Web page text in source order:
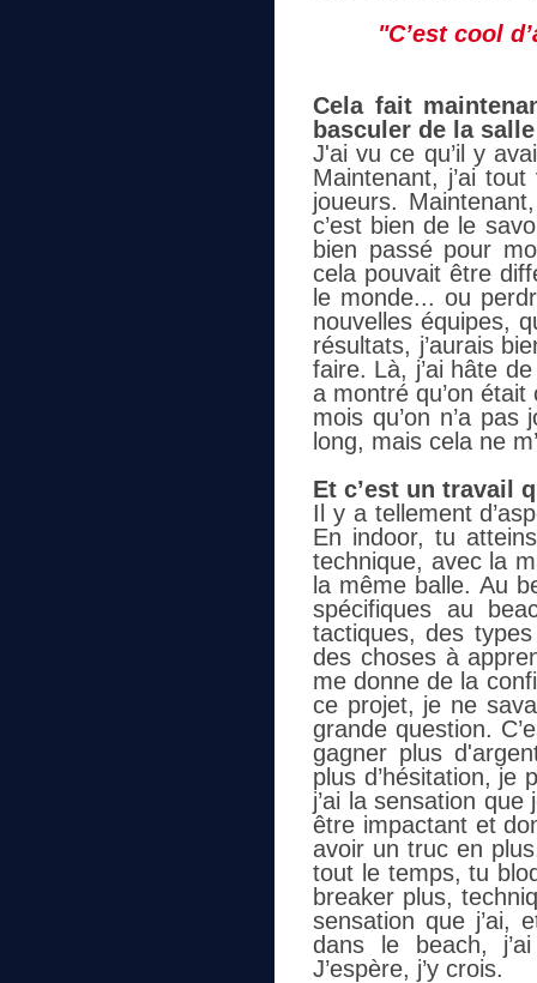
"C’est cool
Cela fait
basculer de la
J'ai vu ce qu’il y
Maintenant, j’ai
joueurs.
c’est bien de le
bien passé pour
cela pouvait être
le monde... ou
nouvelles équipes,
résultats, j’aurais
faire. Là, j’ai hâte
a montré qu’on
mois qu’on n’a
long, mais cela ne
Et c’est un travail
Il y a tellement
En indoor, tu
technique, avec la
la même balle. Au
spécifiques au
tactiques, des types
des choses à
me donne de la
ce projet, je ne
grande question.
gagner plus
plus d’hésitation, je
j’ai la sensation
être impactant et
avoir un truc en
tout le temps, tu
breaker plus,
sensation que j’ai,
dans le beach,
J’espère, j’y crois.